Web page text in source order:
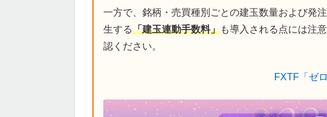
一方で、銘柄・売買種別ごとの建玉数量および発
生する「建玉連動手数料」も導入される点には注
認ください。
FXTF「ゼ